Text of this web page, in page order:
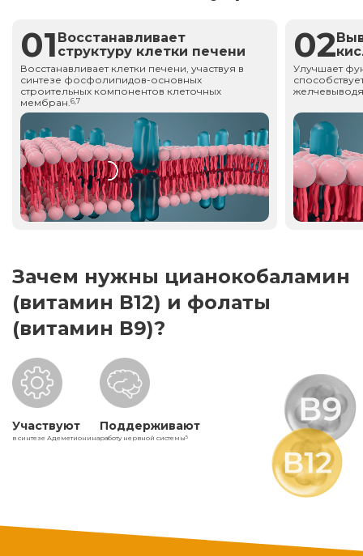
01 Восстанавливает
структуру клетки печени
Восстанавливает клетки печени, участвуя в
синтезе фосфолипидов-основных
строительных компонентов клеточных
мембран.6,7
02
Улучшает
Зачем нужны цианокобаламин
(витамин В12) и фолаты
(витамин В9)?
Участвуют
в синтезе Адеметионина
Поддерживают
работу нервной системы5